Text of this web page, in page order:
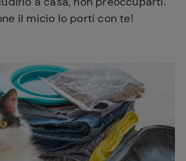
il micio lo porti con te!